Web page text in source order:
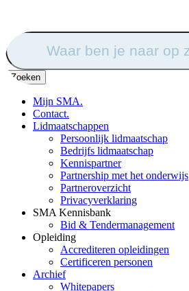
Zoek
naar:
Mijn SMA.
Contact.
Lidmaatschappen
Persoonlijk lidmaatschap
Bedrijfs lidmaatschap
Kennispartner
Partnership met het onderwijs
Partneroverzicht
Privacyverklaring
SMA Kennisbank
Bid & Tendermanagement
Opleiding
Accrediteren opleidingen
Certificeren personen
Archief
Whitepapers